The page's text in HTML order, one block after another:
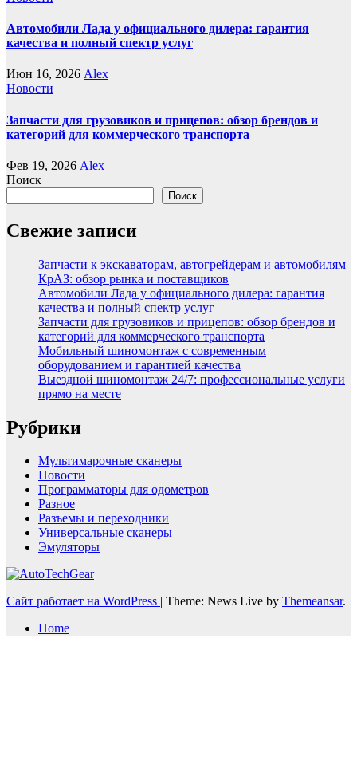
Автомобили Лада у официального дилера: гарантия
качества и полный спектр услуг
Июн 16, 2026 Alex
Новости
Запчасти для грузовиков и прицепов: обзор брендов и
категорий для коммерческого транспорта
Фев 19, 2026 Alex
Поиск
Поиск
Свежие записи
Запчасти к экскаваторам, автогрейдерам и автомобилям
КрАЗ: обзор рынка и поставщиков
Автомобили Лада у официального дилера: гарантия
качества и полный спектр услуг
Запчасти для грузовиков и прицепов: обзор брендов и
категорий для коммерческого транспорта
Мобильный шиномонтаж с современным
оборудованием и гарантией качества
Выездной шиномонтаж 24/7: профессиональные услуги
прямо на месте
Рубрики
Мультимарочные сканеры
Новости
Программаторы для одометров
Разное
Разъемы и переходники
Универсальные сканеры
Эмуляторы
Сайт работает на WordPress | Theme: News Live by Themeansar.
Home